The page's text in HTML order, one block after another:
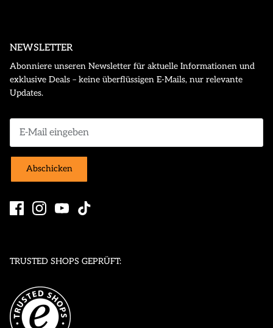
NEWSLETTER
Abonniere unseren Newsletter für aktuelle Informationen und
exklusive Deals – keine überflüssigen E-Mails, nur relevante
Updates.
Abschicken
TRUSTED SHOPS GEPRÜFT: